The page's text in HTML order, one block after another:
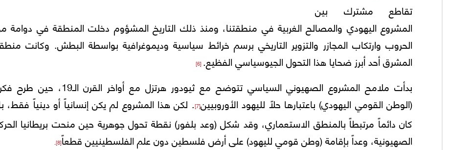
تقاطع مشترك بين
المشروع اليهودي والمصالح الغربية في منطقتنا، ومنذ ذلك التاريخ المشؤوم دخلت المنطقة في دوامة
الحروب وارتكاب المجازر والتزوير التاريخي برسم خرائط سياسية وديموغرافية بواسطة البطش. وكانت
المشرق أحد أبرز ضحايا هذا التحول الجيوسياسي الفظيع. [6]
بدأت ملامح المشروع الصهيوني السياسي تتوضح مع ثيودور هرتزل مع أواخر القرن الـ19،
(الوطن القومي اليهودي) باعتبارها حلاً لليهود الأوروبيين[7] . لكن هذا المشروع لم يكن إنسانياً أو دينياً فقط،
كان دائماً مرتبطاً بالمنطق الاستعماري، وقد شكل (وعد بلفور) نقطة تحول جوهرية حين منحت بريطانيا
الصهيونية، وعداً بإقامة (وطن قومي لليهود) على أرض فلسطين دون علم الفلسطينيين قطعاً[8]
.